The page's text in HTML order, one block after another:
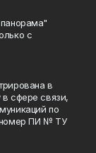
с
в
сфере связи,
по
номер ПИ № ТУ